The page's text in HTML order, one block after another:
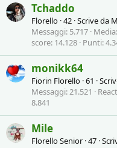
Tchaddo
Florello ·42 ·Scrive da
Messaggi 5.717 Media
score 14.128 Punti
monikk64
Fiorin Florello ·61 ·
Messaggi 21.521
8.841
Mile
Florello Senior ·47 ·